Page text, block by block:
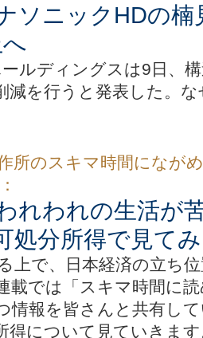
ソニックHDの
ルディングスは9日、
減を行うと発表した。
所のスキマ時間になが
れわれの生活が
分所得で見て
上で、日本経済の立ち
載では「スキマ時間に
情報を皆さんと共有し
得について見ていきま